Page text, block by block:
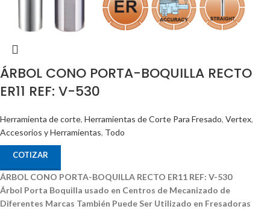
ÁRBOL CONO PORTA-BOQUILLA RECTO
ER11 REF: V-530
Herramienta de corte, Herramientas de Corte Para Fresado, Vertex,
Accesorios y Herramientas, Todo
COTIZAR
ÁRBOL CONO PORTA-BOQUILLA RECTO ER11 REF: V-530
Árbol Porta Boquilla usado en Centros de Mecanizado de
Diferentes Marcas También Puede Ser Utilizado en Fresadoras